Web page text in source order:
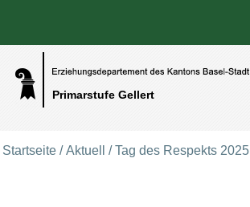
Primarstufe Gellert
Benutzerspezifische Werkzeuge
Direkt zum Inhalt|Direkt zur Navigation
Startseite /Aktuell /Tag des Respekts 2025